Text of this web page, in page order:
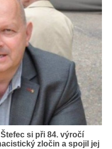
si při 84. výročí
zločin a spojil jej